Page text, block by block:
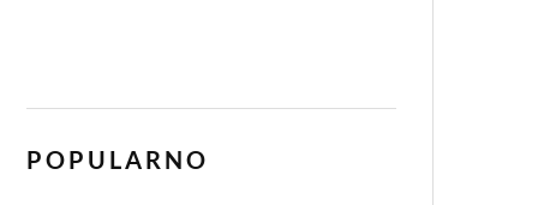
POPULARNO